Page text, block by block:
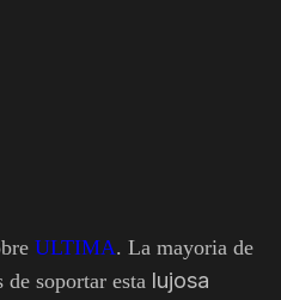
ULTIMA. La mayoria de
de soportar esta lujosa